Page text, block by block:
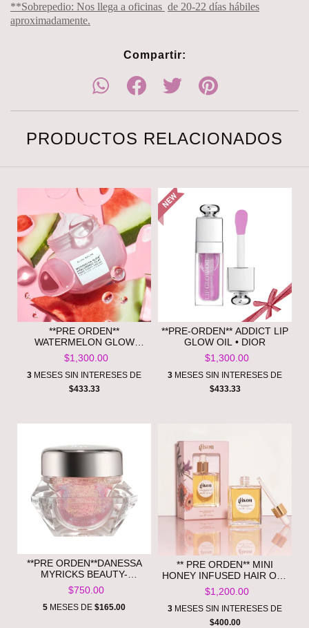
**Sobrepedio: Nos llega a oficinas de 20-22 días hábiles
aproximadamente.
Compartir:
PRODUCTOS RELACIONADOS
**PRE ORDEN**
WATERMELON GLOW
HYALURONIC CLAY PORE-
TIGHT -GLOW RECIPE
$1,300.00
3 MESES SIN INTERESES DE
$433.33
**PRE-ORDEN** ADDICT LIP
GLOW OIL • DIOR
$1,300.00
3 MESES SIN INTERESES DE
$433.33
**PRE ORDEN**DANESSA
MYRICKS BEAUTY-
INFINITE CHROME FLAKES
MULTICHROME GEL FOR
EYE & FACE
$750.00
5 MESES DE $165.00
** PRE ORDEN** MINI
HONEY INFUSED HAIR OIL•
GISOU
$1,200.00
3 MESES SIN INTERESES DE
$400.00